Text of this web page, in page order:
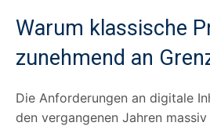
Warum klassische
zunehmend an
Die Anforderungen an digitale
den vergangenen Jahren